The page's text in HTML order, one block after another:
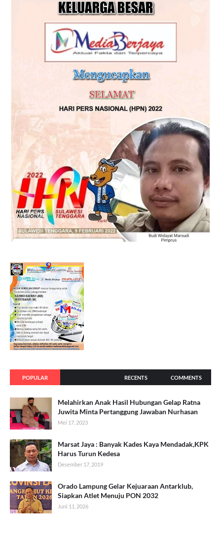
POPULAR RECENTS COMMENTS
Melahirkan Anak Hasil Hubungan Gelap Ratna
Juwita Minta Pertanggung Jawaban Nurhasan
Mei 17, 2023
Marsat Jaya : Banyak Kades Kaya Mendadak,KPK
Harus Turun Kedesa
Desember 17, 2019
Orado Lampung Gelar Kejuaraan Antarklub,
Siapkan Atlet Menuju PON 2032
Juni 11, 2026